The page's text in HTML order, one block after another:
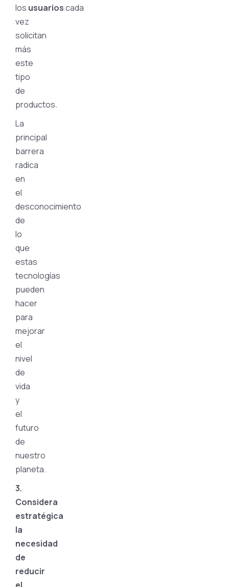
los usuarioscada
vez
solicitan
más
este
tipo
de
productos.
La
principal
barrera
radica
en
el
desconocimiento
de
lo
que
estas
tecnologías
pueden
hacer
para
mejorar
el
nivel
de
vida
y
el
futuro
de
nuestro
planeta.
3.
Considera
estratégica
la
necesidad
de
reducir
el